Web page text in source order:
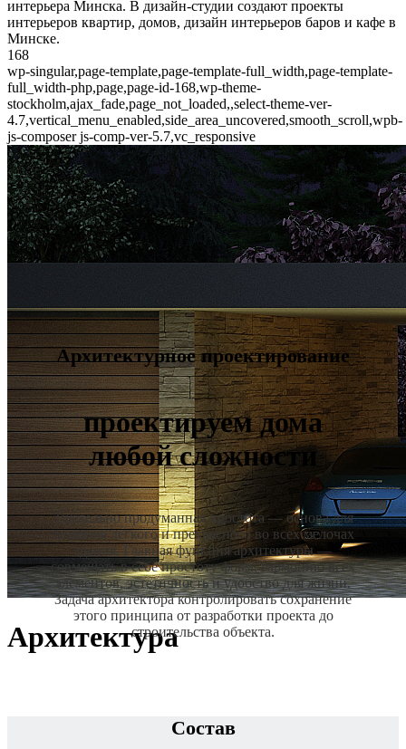
интерьера Минска. В дизайн-студии создают проекты
интерьеров квартир, домов, дизайн интерьеров баров и кафе в
Минске.
168
wp-singular,page-template,page-template-full_width,page-template-
full_width-php,page,page-id-168,wp-theme-
stockholm,ajax_fade,page_not_loaded,,select-theme-ver-
4.7,vertical_menu_enabled,side_area_uncovered,smooth_scroll,wpb-
js-composer js-comp-ver-5.7,vc_responsive
Архитектура
Архитектурное проектирование
проектируем дома
любой сложности
Тщательно продуманная простота — основа для
создания легкого и прекрасного во всех мелочах
здания. Главная функция архитектуры —
совмещать в себе простоту форм, гармонию всех
элементов, эстетичность и удобство для жизни.
Задача архитектора контролировать сохранение
этого принципа от разработки проекта до
строительства объекта.
Состав